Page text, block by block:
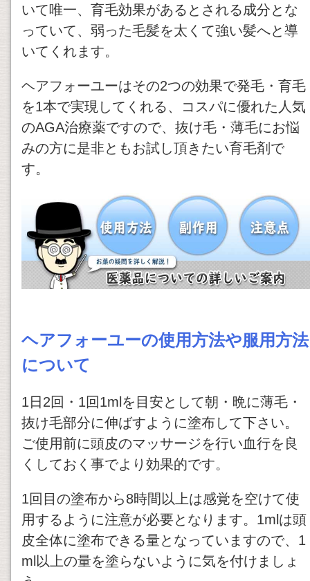
いて唯一、育毛効果があるとされる成分とな
っていて、弱った毛髪を太くて強い髪へと導
いてくれます。
ヘアフォーユーはその2つの効果で発毛・育毛
を1本で実現してくれる、コスパに優れた人気
のAGA治療薬ですので、抜け毛・薄毛にお悩
みの方に是非ともお試し頂きたい育毛剤で
す。
ヘアフォーユーの使用方法や服用方法
について
1日2回・1回1mlを目安として朝・晩に薄毛・
抜け毛部分に伸ばすように塗布して下さい。
ご使用前に頭皮のマッサージを行い血行を良
くしておく事でより効果的です。
1回目の塗布から8時間以上は感覚を空けて使
用するように注意が必要となります。1mlは頭
皮全体に塗布できる量となっていますので、1
ml以上の量を塗らないように気を付けましょ